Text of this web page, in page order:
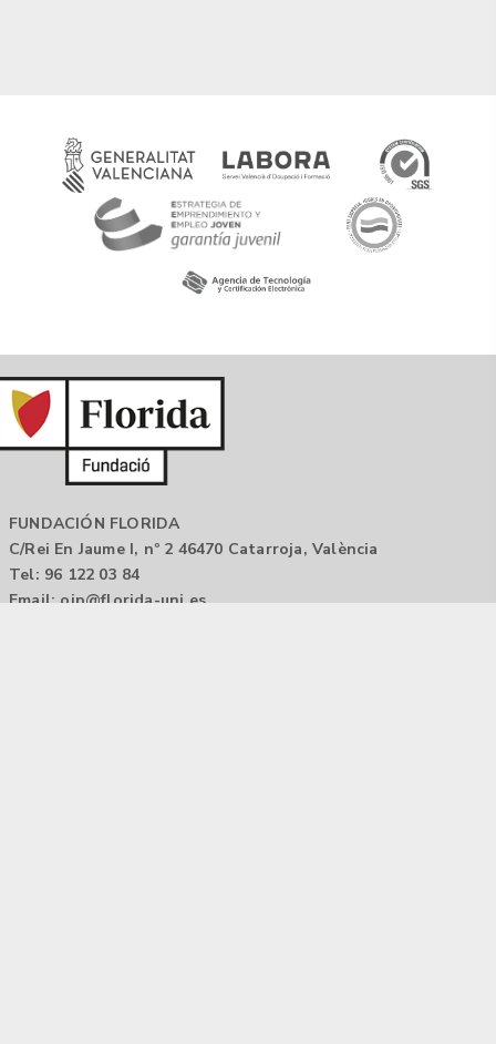
FUNDACIÓN FLORIDA
C/Rei En Jaume I, nº 2 46470 Catarroja, València
Tel: 96 122 03 84
Email: oip@florida-uni.es